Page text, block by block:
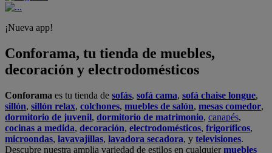
¡Nueva app!
Conforama, tu tienda de muebles,
decoración y electrodomésticos
Conforama es tu tienda de sofás, sofá cama, sofá chaise longue,
sillón, sillón relax, colchones, muebles de salón, mesas comedor,
dormitorio de juvenil, dormitorio de matrimonio, canapés,
cocinas a medida, decoración, electrodomésticos, frigoríficos,
microondas, lavavajillas, lavadora secadora, y televisiones.
Descubre nuestra amplia variedad de estilos en cualquiermuebles